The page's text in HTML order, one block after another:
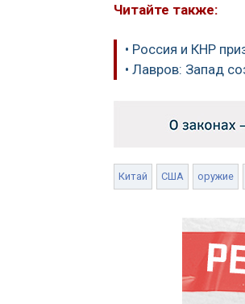
Читайте также:
• Россия и КНР
• Лавров: Запад
Китай США оружие